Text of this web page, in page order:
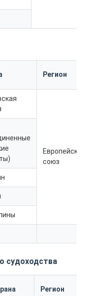
Регион
Европейский
союз
судоходства
Регион